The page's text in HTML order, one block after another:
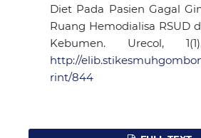
Diet Pada Pasien Gagal
Ruang Hemodialisa RSUD
Kebumen. Urecol,
http://
rint/844